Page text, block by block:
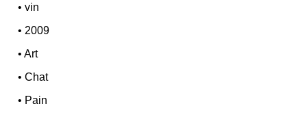
•vin
•2009
•Art
•Chat
• Pain